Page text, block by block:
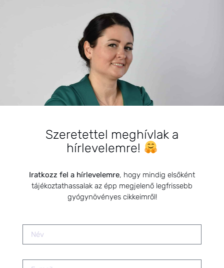
BEMUTATKOZÁS
egészségügyi biomérnök, fitoterapeuta és édesanya.
Küldetésem a gyógynövények hatékony
férfiak egészségének megőrzése és helyreállítása.
Szeretettel meghívlak a
hírlevelemre!
Iratkozz fel a hírlevelemre, hogy mindig elsőként
tájékoztathassalak az épp megjelenő legfrissebb
gyógynövényes cikkeimről!